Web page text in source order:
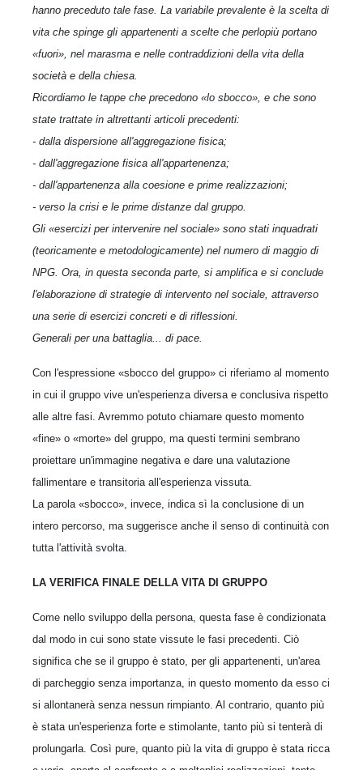
hanno preceduto tale fase. La variabile prevalente è la scelta di
vita che spinge gli appartenenti a scelte che perlopiù portano
«fuori», nel marasma e nelle contraddizioni della vita della
società e della chiesa.
Ricordiamo le tappe che precedono «lo sbocco», e che sono
state trattate in altrettanti articoli precedenti:
- dalla dispersione all'aggregazione fisica;
- dall'aggregazione fisica all'appartenenza;
- dall'appartenenza alla coesione e prime realizzazioni;
- verso la crisi e le prime distanze dal gruppo.
Gli «esercizi per intervenire nel sociale» sono stati inquadrati
(teoricamente e metodologicamente) nel numero di maggio di
NPG. Ora, in questa seconda parte, si amplifica e si conclude
l'elaborazione di strategie di intervento nel sociale, attraverso
una serie di esercizi concreti e di riflessioni.
Generali per una battaglia... di pace.
Con l'espressione «sbocco del gruppo» ci riferiamo al momento
in cui il gruppo vive un'esperienza diversa e conclusiva rispetto
alle altre fasi. Avremmo potuto chiamare questo momento
«fine» o «morte» del gruppo, ma questi termini sembrano
proiettare un'immagine negativa e dare una valutazione
fallimentare e transitoria all'esperienza vissuta.
La parola «sbocco», invece, indica sì la conclusione di un
intero percorso, ma suggerisce anche il senso di continuità con
tutta l'attività svolta.
LA VERIFICA FINALE DELLA VITA DI GRUPPO
Come nello sviluppo della persona, questa fase è condizionata
dal modo in cui sono state vissute le fasi precedenti. Ciò
significa che se il gruppo è stato, per gli appartenenti, un'area
di parcheggio senza importanza, in questo momento da esso ci
si allontanerà senza nessun rimpianto. Al contrario, quanto più
è stata un'esperienza forte e stimolante, tanto più si tenterà di
prolungarla. Così pure, quanto più la vita di gruppo è stata ricca